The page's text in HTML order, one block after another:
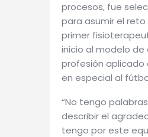
procesos, fue
para asumir el reto
primer
inicio al modelo de
profesión aplicado
en especial al
“No tengo
describir el
tengo por este